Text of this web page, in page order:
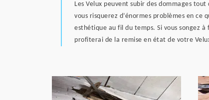
Les Velux peuvent subir des dommages
vous risquerez d’énormes problèmes en
esthétique au fil du temps. Si vous songez
profiterai de la remise en état de votre